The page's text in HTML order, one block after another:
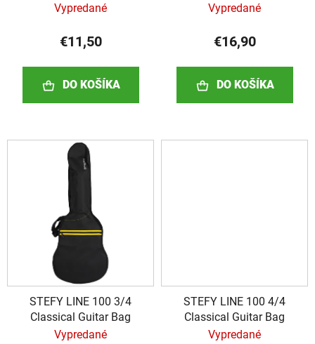
Vypredané
€11,50
DO KOŠÍKA
Vypredané
€16,90
DO KOŠÍKA
STEFY LINE 100 3/4
Classical Guitar Bag
Vypredané
STEFY LINE 100 4/4
Classical Guitar Bag
Vypredané